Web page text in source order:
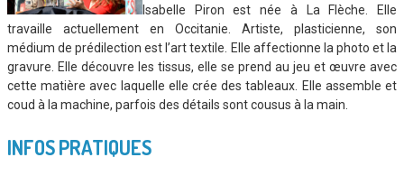
Isabelle Piron est née à La Flèche. Elle
travaille actuellement en Occitanie. Artiste, plasticienne, son
médium de prédilection est l’art textile. Elle affectionne la photo et la
gravure. Elle découvre les tissus, elle se prend au jeu et œuvre avec
cette matière avec laquelle elle crée des tableaux. Elle assemble et
coud à la machine, parfois des détails sont cousus à la main.
INFOS PRATIQUES